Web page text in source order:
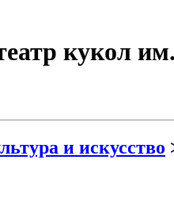
кукол
и искусство